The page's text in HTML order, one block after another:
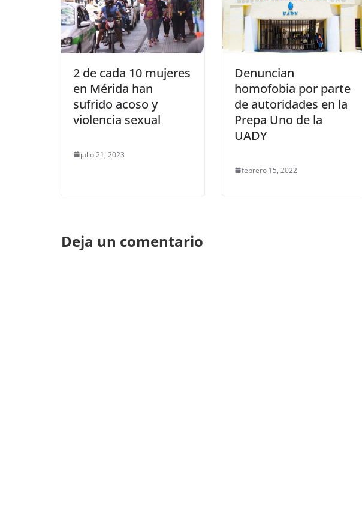
2 de cada 10 mujeres
en Mérida han
sufrido acoso y
violencia sexual
julio 21, 2023
Denuncian
homofobia por parte
de autoridades en la
Prepa Uno de la
UADY
febrero 15, 2022
Deja un comentario